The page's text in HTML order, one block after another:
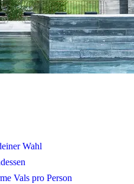
Wahl
Vals pro Person